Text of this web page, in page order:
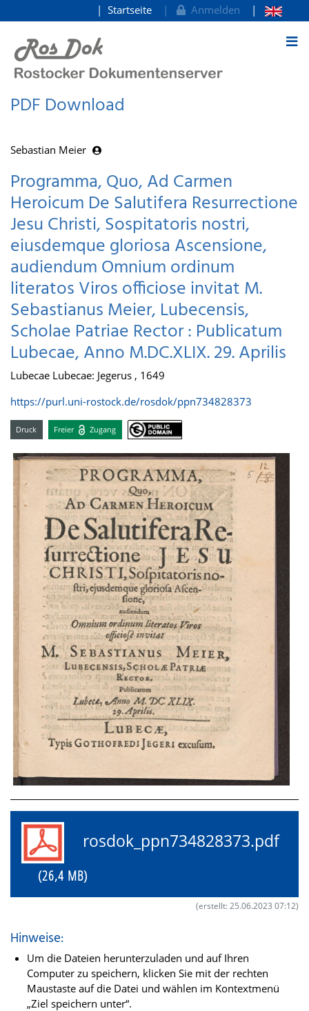
zum Inhalt
Startseite Anmelden
PDF Download
Sebastian Meier
Programma, Quo, Ad Carmen
Heroicum De Salutifera Resurrectione
Jesu Christi, Sospitatoris nostri,
eiusdemque gloriosa Ascensione,
audiendum Omnium ordinum
literatos Viros officiose invitat M.
Sebastianus Meier, Lubecensis,
Scholae Patriae Rector : Publicatum
Lubecae, Anno M.DC.XLIX. 29. Aprilis
Lubecae Lubecae: Jegerus , 1649
https://purl.uni-rostock.de/rosdok/ppn734828373
Druck Freier Zugang
rosdok_ppn734828373.pdf
(26,4 MB)
(erstellt: 25.06.2023 07:12)
Hinweise:
Um die Dateien herunterzuladen und auf Ihren
Computer zu speichern, klicken Sie mit der rechten
Maustaste auf die Datei und wählen im Kontextmenü
„Ziel speichern unter“.